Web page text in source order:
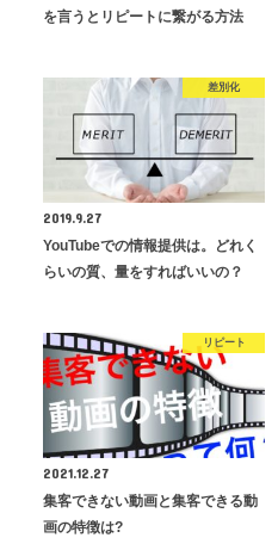
を言うとリピートに繋がる方法
差別化
2019.9.27
YouTubeでの情報提供は。どれく
らいの質、量をすればいいの？
リピート
2021.12.27
集客できない動画と集客できる動
画の特徴は?